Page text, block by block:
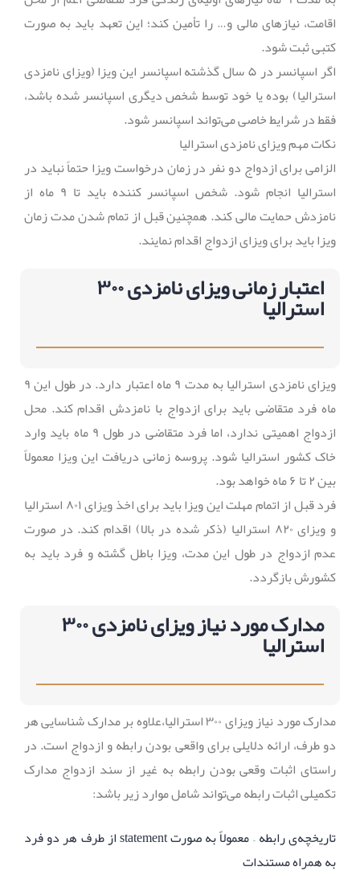
اقامت، نیازهای مالی و… را تأمین کند؛ این تعهد باید به صورت
کتبی ثبت شود.
اگر اسپانسر در ۵ سال گذشته اسپانسر این ویزا (ویزای نامزدی
استرالیا) بوده یا خود توسط شخص دیگری اسپانسر شده باشد،
فقط در شرایط خاصی می‌تواند اسپانسر شود.
نکات مهم ویزای نامزدی استرالیا
الزامی برای ازدواج دو نفر در زمان درخواست ویزا حتماً نباید در
استرالیا انجام شود. شخص اسپانسر کننده باید تا ۹ ماه از
نامزدش حمایت مالی کند. همچنین قبل از تمام شدن مدت زمان
ویزا باید برای ویزای ازدواج اقدام نمایند.
اعتبار زمانی ویزای نامزدی ۳۰۰ استرالیا
ویزای نامزدی استرالیا به مدت ۹ ماه اعتبار دارد. در طول این ۹
ماه فرد متقاضی باید برای ازدواج با نامزدش اقدام کند. محل
ازدواج اهمیتی ندارد، اما فرد متقاضی در طول ۹ ماه باید وارد
خاک کشور استرالیا شود. پروسه زمانی دریافت این ویزا معمولاً
بین ۲ تا ۶ ماه خواهد بود.
فرد قبل از اتمام مهلت این ویزا باید برای اخذ ویزای ۸۰۱ استرالیا
و ویزای ۸۲۰ استرالیا (ذکر شده در بالا) اقدام کند. در صورت
عدم ازدواج در طول این مدت، ویزا باطل گشته و فرد باید به
کشورش بازگردد.
مدارک مورد نیاز ویزای نامزدی ۳۰۰ استرالیا
مدارک مورد نیاز ویزای ۳۰۰ استرالیا،‌علاوه بر مدارک شناسایی هر
دو طرف، ارائه دلایلی برای واقعی بودن رابطه و ازدواج است. در
راستای اثبات وقعی بودن رابطه به غیر از سند ازدواج مدارک
تکمیلی اثبات رابطه می‌تواند شامل موارد زیر باشد:
تاریخچه‌ی رابطه – معمولاً به صورت statement از طرف هر دو فرد
به همراه مستندات